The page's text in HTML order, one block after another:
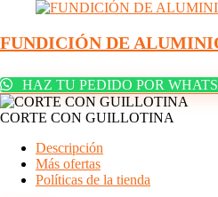
FUNDICIÓN DE
HAZ TU PEDIDO POR
CORTE CON GUILLOTINA
Descripción
Más ofertas
Políticas de la tienda